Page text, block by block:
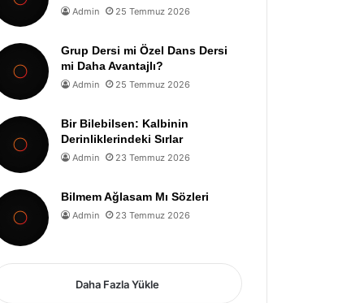
Admin 25 Temmuz 2026
Grup Dersi mi Özel Dans Dersi
mi Daha Avantajlı?
Admin 25 Temmuz 2026
Bir Bilebilsen: Kalbinin
Derinliklerindeki Sırlar
Admin 23 Temmuz 2026
Bilmem Ağlasam Mı Sözleri
Admin 23 Temmuz 2026
Daha Fazla Yükle